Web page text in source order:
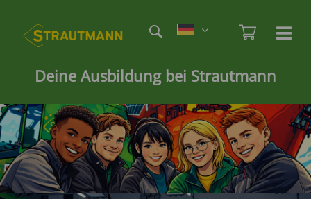
Inhalt
Deine Ausbildung bei Strautmann